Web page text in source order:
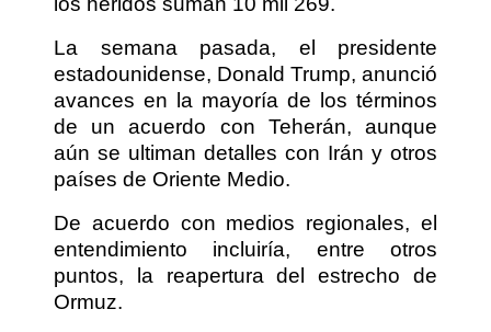
La semana pasada, el presidente
estadounidense, Donald Trump, anunció
avances en la mayoría de los términos
de un acuerdo con Teherán, aunque
aún se ultiman detalles con Irán y otros
países de Oriente Medio.
De acuerdo con medios regionales, el
entendimiento incluiría, entre otros
puntos, la reapertura del estrecho de
Ormuz.